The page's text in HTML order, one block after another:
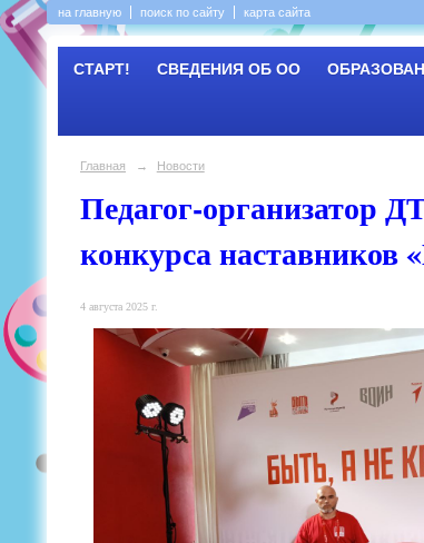
на главную поиск по сайту карта сайта
СТАРТ! СВЕДЕНИЯ ОБ ОО
Главная → Новости
Педагог-организатор
конкурса наставников
4 августа 2025 г.